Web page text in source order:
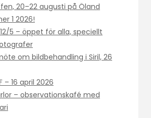
20–22 augusti på Öland
1 2026!
5 – öppet för alla, speciellt
om bildbehandling i Siril, 26
– 16 april 2026
– observationskafé med